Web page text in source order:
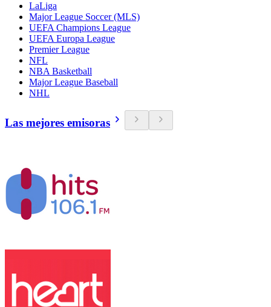
LaLiga
Major League Soccer (MLS)
UEFA Champions League
UEFA Europa League
Premier League
NFL
NBA Basketball
Major League Baseball
NHL
Las mejores emisoras